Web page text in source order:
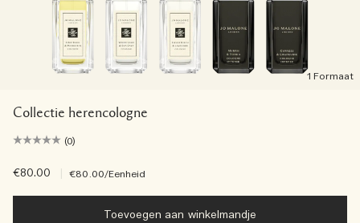
1 Formaat
Collectie herencologne
(0)
€80.00 €80.00/Eenheid
Toevoegen aan winkelmandje